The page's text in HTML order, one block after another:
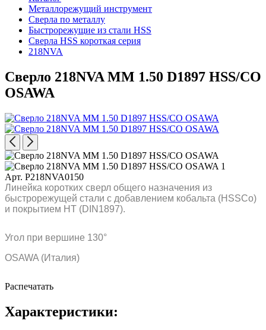
Металлорежущий инструмент
Сверла по металлу
Быстрорежущие из стали HSS
Сверла HSS короткая серия
218NVA
Сверло 218NVA MM 1.50 D1897 HSS/CO
OSAWA
Арт. P218NVA0150
Линейка коротких сверл общего назначения из
быстрорежущей стали с добавлением кобальта (HSSCo)
и покрытием HT (DIN1897).
Угол при вершине 130°
OSAWA (Италия)
Распечатать
Характеристики: